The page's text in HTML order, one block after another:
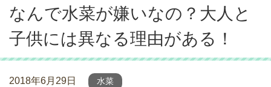
なんで水菜が嫌いなの？大人と
子供には異なる理由がある！
2018年6月29日 水菜